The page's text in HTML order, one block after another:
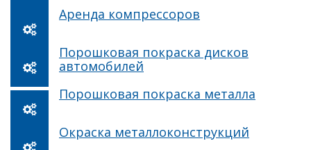
Аренда компрессоров
Порошковая покраска дисков
автомобилей
Порошковая покраска металла
Окраска металлоконструкций